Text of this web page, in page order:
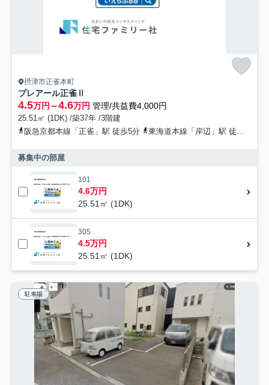
摂津市正雀本町
プレアール正雀Ⅱ
4.5万円～4.6万円 管理/共益費4,000円
25.51㎡ (1DK) /築37年 /3階建
阪急京都本線「正雀」駅 徒歩5分
東海道本線「岸辺」駅 徒歩12分
募集中の部屋
101
4.6万円
25.51㎡ (1DK)
305
4.5万円
25.51㎡ (1DK)
駐車場